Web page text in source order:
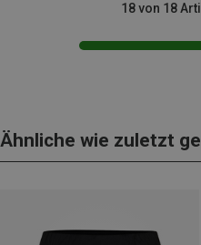
18 von 18
Ähnliche wie zuletzt